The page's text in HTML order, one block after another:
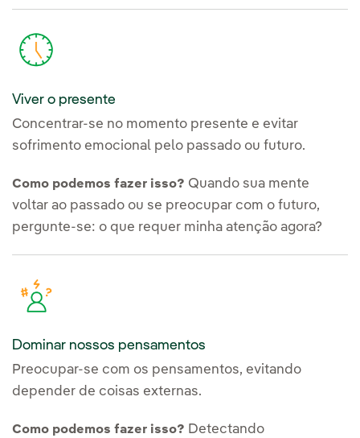
Viver o presente
Concentrar-se no momento presente e evitar
sofrimento emocional pelo passado ou futuro.
Como podemos fazer isso? Quando sua mente
voltar ao passado ou se preocupar com o futuro,
pergunte-se: o que requer minha atenção agora?
Dominar nossos pensamentos
Preocupar-se com os pensamentos, evitando
depender de coisas externas.
Como podemos fazer isso? Detectando